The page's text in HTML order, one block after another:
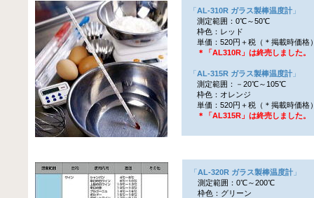
「AL-310R ガラス製棒温度計 」
測定範囲：0℃～50℃
枠色：レッド
単価：520円＋税（＊掲載時価格
＊「AL310R」は終売しました。
「AL-315R ガラス製棒温度計 」
測定範囲：－20℃～105℃
枠色：オレンジ
単価：520円＋税（＊掲載時価格
＊「AL315R」は終売しました。
「AL-320R ガラス製棒温度計 」
測定範囲：0℃～200℃
枠色：グリーン